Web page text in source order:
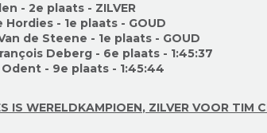
- 2e plaats - ZILVER
Hordies - 1e plaats - GOUD
de Steene - 1e plaats - GOUD
Deberg - 6e plaats - 1:45:37
Odent - 9e plaats - 1:45:44
IS WERELDKAMPIOEN, ZILVER VOOR TIM